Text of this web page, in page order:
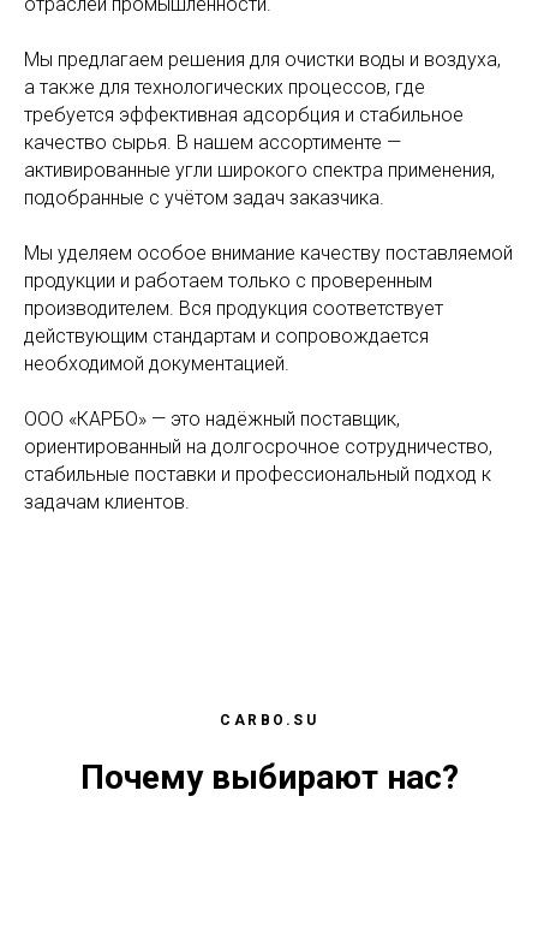
Мы предлагаем решения для очистки воды и воздуха,
а также для технологических процессов, где
требуется эффективная адсорбция и стабильное
качество сырья. В нашем ассортименте —
активированные угли широкого спектра применения,
подобранные с учётом задач заказчика.
Мы уделяем особое внимание качеству поставляемой
продукции и работаем только с проверенным
производителем. Вся продукция соответствует
действующим стандартам и сопровождается
необходимой документацией.
ООО «КАРБО» — это надёжный поставщик,
ориентированный на долгосрочное сотрудничество,
стабильные поставки и профессиональный подход к
задачам клиентов.
CARBO.SU
Почему выбирают нас?